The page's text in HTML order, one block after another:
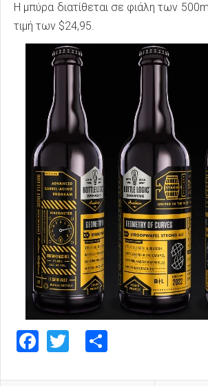
Η μπύρα διατίθεται σε φιάλη των
τιμή των $24,95.
Facebook
Twitter